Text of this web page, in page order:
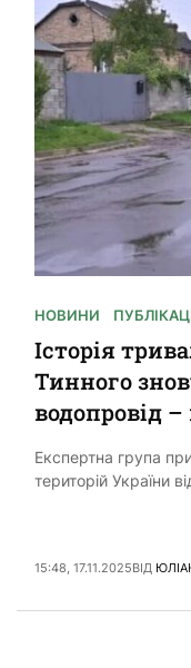
НОВИНИ
Історія
Тинного
водопровід
Експертна група
територій України
15:48, 17.11.2025ВІД